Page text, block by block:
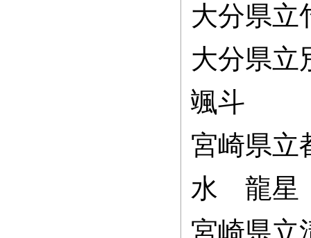
大分県
大分県
颯斗
宮崎県
水 龍星
宮崎県